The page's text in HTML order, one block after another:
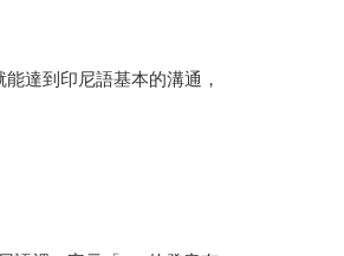
達到印尼語基本的溝通，